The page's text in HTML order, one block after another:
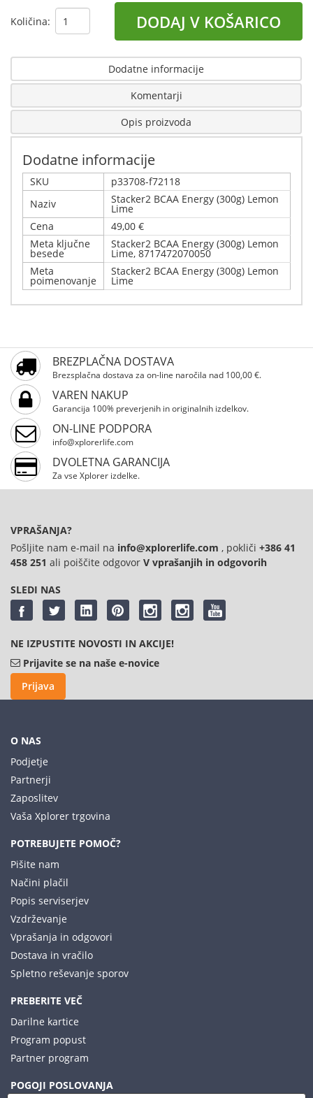
Količina: DODAJ V KOŠARICO
Dodatne informacije
Komentarji
Opis proizvoda
Dodatne informacije
SKU
p33708-f72118
Naziv
Stacker2 BCAA Energy (300g) Lemon
Lime
Cena
49,00 €
Meta ključne
besede
Stacker2 BCAA Energy (300g) Lemon
Lime, 8717472070050
Meta
poimenovanje
Stacker2 BCAA Energy (300g) Lemon
Lime
Samo registrirani uporabniki lahko pišejo ocene.
Prosimo, registrirajte se
Stacker2 BCAA Energy (300g) Lemon Lime
BREZPLAČNA DOSTAVA
Brezsplačna dostava za on-line naročila nad 100,00 €.
VAREN NAKUP
Garancija 100% preverjenih in originalnih izdelkov.
ON-LINE PODPORA
info@xplorerlife.com
DVOLETNA GARANCIJA
Za vse Xplorer izdelke.
VPRAŠANJA?
Pošljite nam e-mail na info@xplorerlife.com , pokliči +386 41
458 251 ali poiščite odgovor V vprašanjih in odgovorih
SLEDI NAS
NE IZPUSTITE NOVOSTI IN AKCIJE!
Prijavite se na naše e-novice
Prijava
O NAS
Podjetje
Partnerji
Zaposlitev
Vaša Xplorer trgovina
POTREBUJETE POMOČ?
Pišite nam
Načini plačil
Popis serviserjev
Vzdrževanje
Vprašanja in odgovori
Dostava in vračilo
Spletno reševanje sporov
PREBERITE VEČ
Darilne kartice
Program popust
Partner program
POGOJI POSLOVANJA